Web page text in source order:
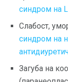
синдром на
Слабост,
синдром на
Загуба на